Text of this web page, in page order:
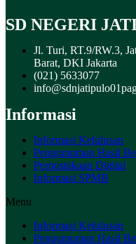
SD NEGERI
Jl. Turi, RT.9/RW.3,
Barat, DKI Jakarta
(021) 5633077
Informasi
Informasi Kelulusan
Pengumuman Hasil
Perpustakaan Digital
Informasi SPMB
Menu
Informasi Kelulusan
Pengumuman Hasil